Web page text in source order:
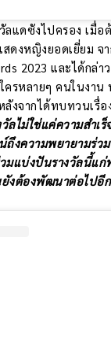
ลแดซังไปครอง เมื่อ
ดงหญิงยอดเยี่ยม จ
2023 และได้กล่า
รหลายๆ คนในงาน
งจากได้ทบทวนเรื่อ
วัลไม่ใช่แค่ความสำเ
ถึงความพยายามร่ว
มแบ่งปันรางวัลนี้แก่
งต้องพัฒนาต่อไปอี